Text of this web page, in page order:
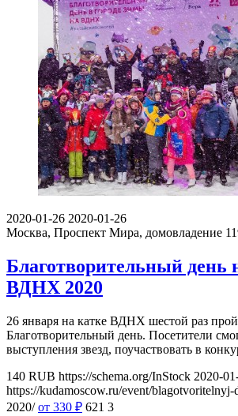
2020-01-26 2020-01-26
Москва, Проспект Мира, домовладение
Благотворительный день
ВДНХ 2020
26 января на катке ВДНХ шестой раз
Благотворительный день. Посетители
выступления звезд, поучаствовать в
140 RUB https://schema.org/InStock 2020-
https://kudamoscow.ru/event/
2020/ от 330 ₽ 621 3